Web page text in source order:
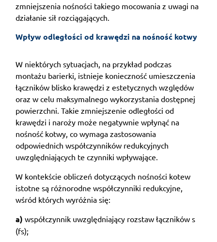
zmniejszenia nośności takiego mocowania z uwagi na
działanie sił rozciągających.
Wpływ odległości od krawędzi na nośność kotwy
W niektórych sytuacjach, na przykład podczas
montażu barierki, istnieje konieczność umieszczenia
łączników blisko krawędzi z estetycznych względów
oraz w celu maksymalnego wykorzystania dostępnej
powierzchni. Takie zmniejszenie odległości od
krawędzi i naroży może negatywnie wpłynąć na
nośność kotwy, co wymaga zastosowania
odpowiednich współczynników redukcyjnych
uwzględniających te czynniki wpływające.
W kontekście obliczeń dotyczących nośności kotew
istotne są różnorodne współczynniki redukcyjne,
wśród których wyróżnia się:
a) współczynnik uwzględniający rozstaw łączników s
(fs);